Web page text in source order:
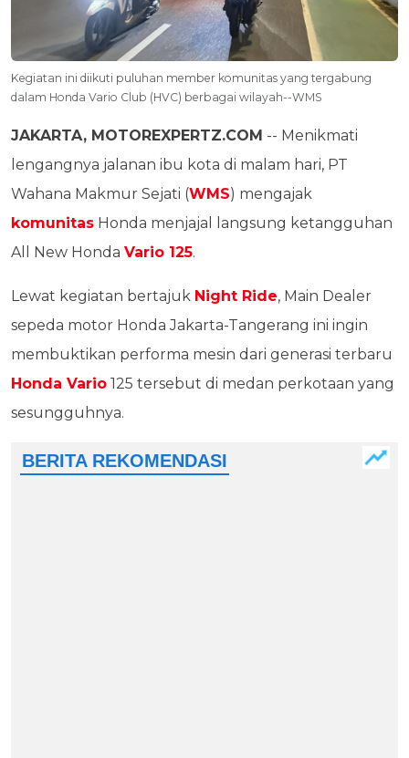
Kegiatan ini diikuti puluhan member komunitas yang tergabung
dalam Honda Vario Club (HVC) berbagai wilayah--WMS
JAKARTA, MOTOREXPERTZ.COM -- Menikmati
lengangnya jalanan ibu kota di malam hari, PT
Wahana Makmur Sejati (WMS) mengajak
komunitas Honda menjajal langsung ketangguhan
All New Honda Vario 125.
Lewat kegiatan bertajuk Night Ride, Main Dealer
sepeda motor Honda Jakarta-Tangerang ini ingin
membuktikan performa mesin dari generasi terbaru
Honda Vario 125 tersebut di medan perkotaan yang
sesungguhnya.